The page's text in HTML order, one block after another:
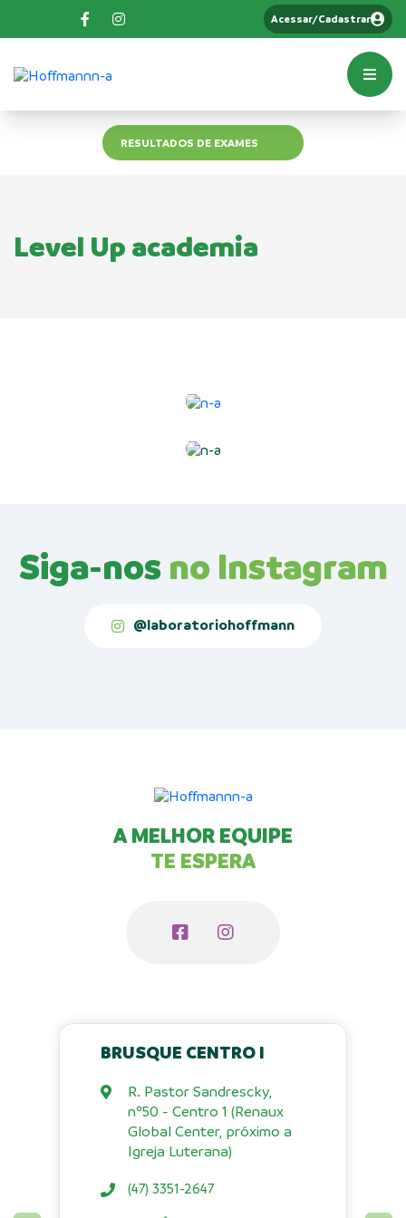
Acessar/Cadastrar
RESULTADOS DE EXAMES
Level Up academia
Siga-nos no Instagram
@laboratoriohoffmann
A MELHOR EQUIPE
TE ESPERA
BRUSQUE CENTRO I
R. Pastor Sandrescky,
nº50 - Centro 1 (Renaux
Global Center, próximo a
Igreja Luterana)
(47) 3351-2647